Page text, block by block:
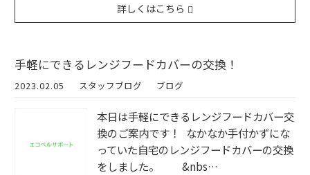
詳しくはこちら
手軽にできるレンジフードカバーの交換！
2023.02.05 スタッフブログ ブログ
本日は手軽にできるレンジフードカバー交
換のご案内です！ なかなか手付かずにな
っていた自宅のレンジフードカバーの交換
をしました。 &nbs…